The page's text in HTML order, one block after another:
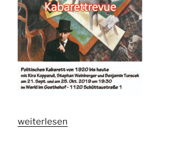
„ROTE
weiterlesen